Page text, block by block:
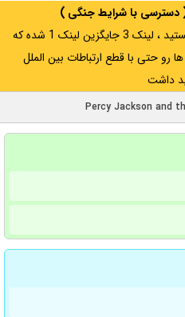
دسترسی با شرایط جنگی )
اگر از ایران به آدرس مخفی متصل هستید ، لینک 3 جایگزین لینک 1 شده که
حتی با قطع ارتباطات بین الملل
داشت